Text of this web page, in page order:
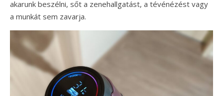
akarunk beszélni, sőt a zenehallgatást, a tévénézést vagy
a munkát sem zavarja.